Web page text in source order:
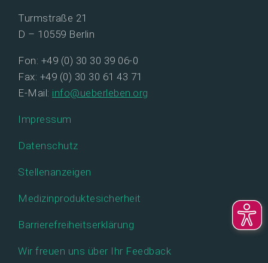
Turmstraße 21
D – 10559 Berlin
Fon: +49 (0) 30 30 39 06-0
Fax: +49 (0) 30 30 61 43 71
E-Mail: info@ueberleben.org
Impressum
Datenschutz
Stellenanzeigen
Medizinproduktesicherheit
Barrierefreiheitserklärung
Wir freuen uns über Ihr Feedback